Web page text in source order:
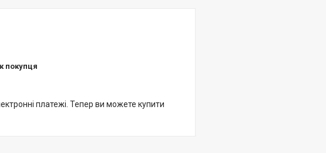
покупця
платежі. Тепер ви можете купити